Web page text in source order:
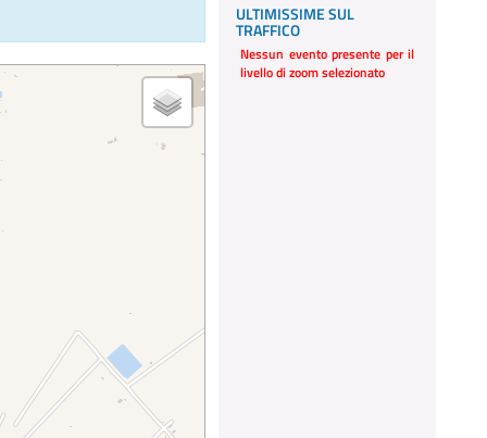
ULTIMISSIME SUL
TRAFFICO
Nessun evento presente per il
livello di zoom selezionato